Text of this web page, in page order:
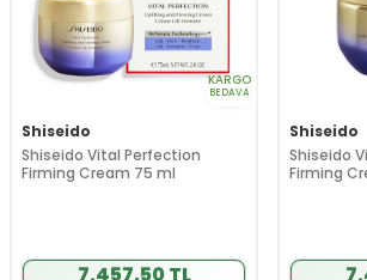
KARGO
BEDAVA
Shiseido
Shiseido Vital Perfection
Firming Cream 75 ml
Shiseido
Shiseido
Firming